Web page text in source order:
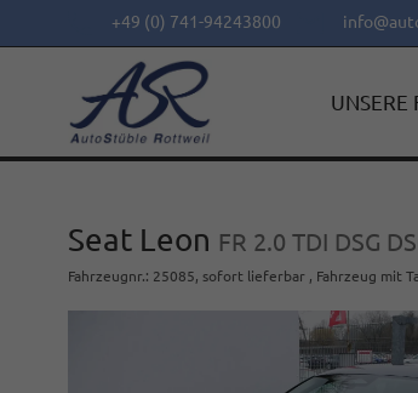
+49 (0) 741-94243800
UNSERE
Seat Leon FR 2.0 TDI DSG
Fahrzeugnr.: 25085, sofort lieferbar , Fahrzeug mit